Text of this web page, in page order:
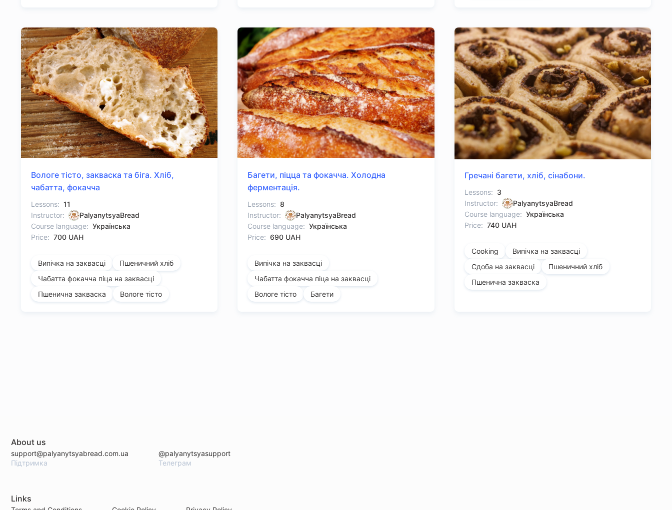
Вологе тісто, закваска та біга. Хліб,
чабатта, фокачча
Lessons: 11
Instructor:
PalyanytsyaBread
Course language: Українська
Price: 700 UAH
Випічка на заквасці
Пшеничний хліб
Чабатта фокачча піца на заквасці
Пшенична закваска
Вологе тісто
Багети, піцца та фокачча. Холодна
ферментація.
Lessons: 8
Instructor:
PalyanytsyaBread
Course language: Українська
Price: 690 UAH
Випічка на заквасці
Чабатта фокачча піца на заквасці
Вологе тісто
Багети
Гречані багети, хліб, сінабони.
Lessons: 3
Instructor:
PalyanytsyaBread
Course language: Українська
Price: 740 UAH
Cooking
Випічка на заквасці
Сдоба на заквасці
Пшеничний хліб
Пшенична закваска
About us
support@palyanytsyabread.com.ua
Підтримка
@palyanytsyasupport
Телеграм
Links